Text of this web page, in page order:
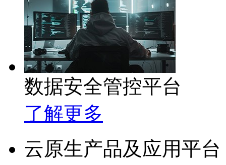
数据安全管控平台
了解更多
云原生产品及应用平台